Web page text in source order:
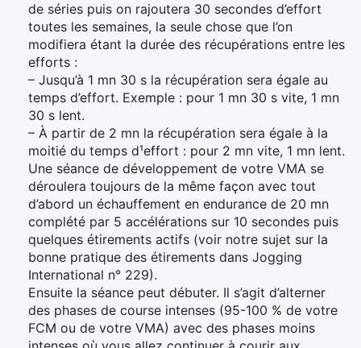
de séries puis on rajoutera 30 secondes d’effort
toutes les semaines, la seule chose que l’on
modifiera étant la durée des récupérations entre les
efforts :
– Jusqu’à 1 mn 30 s la récupération sera égale au
temps d’effort. Exemple : pour 1 mn 30 s vite, 1 mn
30 s lent.
– À partir de 2 mn la récupération sera égale à la
moitié du temps d¹effort : pour 2 mn vite, 1 mn lent.
Une séance de développement de votre VMA se
déroulera toujours de la même façon avec tout
d’abord un échauffement en endurance de 20 mn
complété par 5 accélérations sur 10 secondes puis
quelques étirements actifs (voir notre sujet sur la
bonne pratique des étirements dans Jogging
International n° 229).
Ensuite la séance peut débuter. Il s’agit d’alterner
des phases de course intenses (95-100 % de votre
FCM ou de votre VMA) avec des phases moins